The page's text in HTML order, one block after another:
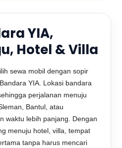
YIA,
Hotel & Villa
sewa mobil dengan sopir
YIA. Lokasi bandara
perjalanan menuju
Bantul, atau
waktu lebih panjang. Dengan
menuju hotel, villa, tempat
tanpa harus mencari